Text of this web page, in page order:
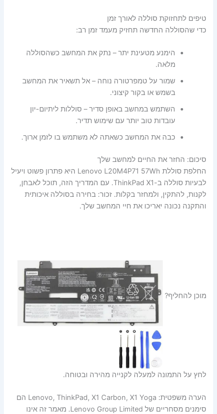
טיפים לתחזוקת סוללה לאורך זמן
כדי שהסוללה החדשה תחזיק מעמד זמן רב:
הימנע מטעינת יתר – נתק את המחשב כשהסוללה
מלאה.
שמור על טמפרטורה נוחה – אל תשאיר את המחשב
בשמש או בקור קיצוני.
השתמש במחשב באופן סדיר – סוללות ליתיום-יון
עובדות טוב יותר עם שימוש תדיר.
כבה את המחשב כשאתה לא משתמש בו לזמן ארוך.
סיכום: החזר את החיים למחשב שלך
החלפת סוללת Lenovo L20M4P71 57Wh היא פתרון פשוט ויעיל
לבעיות סוללה ב-ThinkPad X1. עם המדריך הזה, תוכל לאבחן,
לקנות, להתקין, ולמחזר בקלות. זכור: בחירה בסוללה איכותית
והתקנה נכונה יאריכו את חיי המחשב שלך.
מוכן להחליף?
לחץ על התמונה למעלה לקנייה מהירה ובטוחה.
הערה משפטית: Lenovo, ThinkPad, X1 Carbon, X1 Yoga הם
סימנים מסחריים של Lenovo Group Limited. מאמר זה אינו